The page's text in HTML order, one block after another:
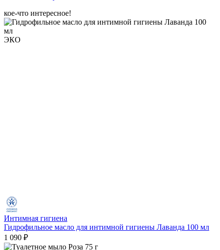
кое-что интересное!
ЭКО
Интимная гигиена
Гидрофильное масло для интимной гигиены Лаванда 100 мл
1 090 ₽